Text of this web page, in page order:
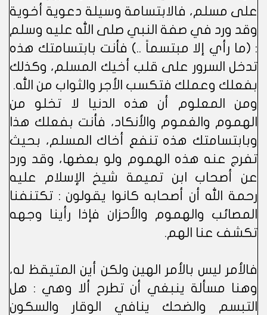
على مسلم، فالابتسامة وسيلة دعوية أخوية
وقد ورد في صفة النبي صلى الله عليه وسلم
: (ما رأي إلا مبتسماً ..) فأنت بابتسامتك هذه
تدخل السرور على قلب أخيك المسلم، وكذلك
بفعلك وعملك فتكسب الأجر والثواب من الله.
ومن المعلوم أن هذه الدنيا لا تخلو من
الهموم والغموم والأنكاد، فأنت بفعلك هذا
وبابتسامتك هذه تنفع أخاك المسلم، بحيث
تفرج عنه هذه الهموم ولو بعضها، وقد ورد
عن أصحاب ابن تميمة شيخ الإسلام عليه
رحمة الله أن أصحابه كانوا يقولون : تكتنفنا
المصائب والهموم والأحزان فإذا رأينا وجهه
تكشف عنا الهم.
فالأمر ليس بالأمر الهين ولكن أين المتيقظ له،
وهنا مسألة ينبغي أن تطرح ألا وهي : هل
التبسم والضحك ينافي الوقار والسكون